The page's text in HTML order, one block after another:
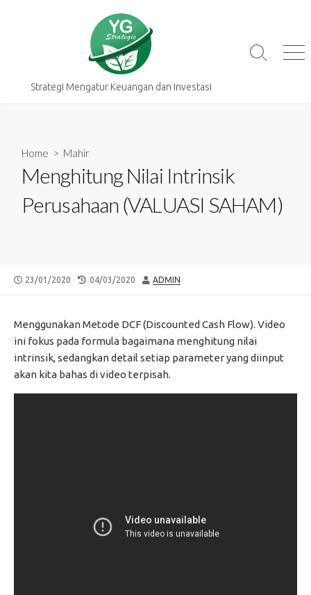
Strategi Mengatur Keuangan dan Investasi
Search
Home > Mahir
Menghitung Nilai Intrinsik
Perusahaan (VALUASI SAHAM)
PUBLISHED
23/01/2020
LAST
04/03/2020 AUTHOR
ADMIN
Menggunakan Metode DCF (Discounted Cash Flow). Video
ini fokus pada formula bagaimana menghitung nilai
intrinsik, sedangkan detail setiap parameter yang diinput
akan kita bahas di video terpisah.